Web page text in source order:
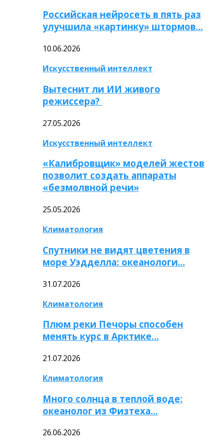
Российская нейросеть в пять раз
улучшила «картинку» штормов…
10.06.2026
Искусственный интеллект
Вытеснит ли ИИ живого
режиссера?
27.05.2026
Искусственный интеллект
«Калибровщик» моделей жестов
позволит создать аппараты
«безмолвной речи»
25.05.2026
Климатология
Спутники не видят цветения в
море Уэдделла: океанологи…
31.07.2026
Климатология
Плюм реки Печоры способен
менять курс в Арктике…
21.07.2026
Климатология
Много солнца в теплой воде:
океанолог из Физтеха…
26.06.2026